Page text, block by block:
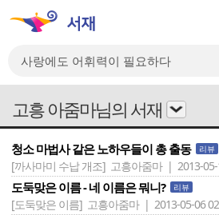
고흥 아줌마님의 서재
청소 마법사 같은 노하우들이 총 출동 리뷰
[까사마미 수납 개조] 고흥아줌마 | 2013-05-
도둑맞은 이름 - 네 이름은 뭐니? 리뷰
[도둑맞은 이름] 고흥아줌마 | 2013-05-06